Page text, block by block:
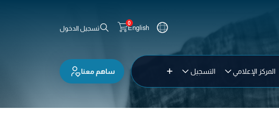
English
0
تسجيل الدخول
المركز الإعلامي التسجيل ساهم معنا